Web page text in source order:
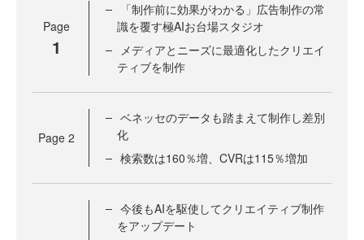
Page
1
「制作前に効果がわかる」広告制作の常
識を覆す極AIお台場スタジオ
メディアとニーズに最適化したクリエイ
ティブを制作
Page 2
ベネッセのデータも踏まえて制作し差別
化
検索数は160％増、CVRは115％増加
今後もAIを駆使してクリエイティブ制作
をアップデート